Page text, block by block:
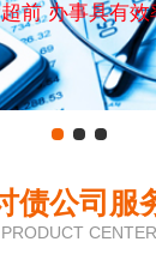
前 办事具有
债公司服
PRODUCT CENTER